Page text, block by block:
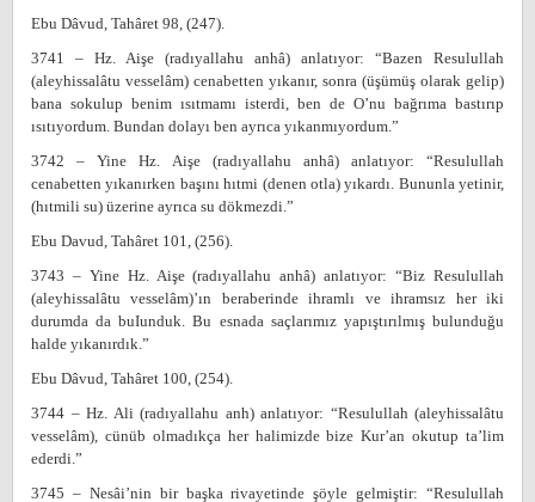
Ebu Dâvud, Tahâret 98, (247).
3741 – Hz. Aişe (radıyallahu anhâ) anlatıyor: “Bazen Resulullah
(aleyhissalâtu vesselâm) cenabetten yıkanır, sonra (üşümüş olarak gelip)
bana sokulup benim ısıtmamı isterdi, ben de O’nu bağrıma bastırıp
ısıtıyordum. Bundan dolayı ben ayrıca yıkanmıyordum.”
3742 – Yine Hz. Aişe (radıyallahu anhâ) anlatıyor: “Resulullah
cenabetten yıkanırken başını hıtmi (denen otla) yıkardı. Bununla yetinir,
(hıtmili su) üzerine ayrıca su dökmezdi.”
Ebu Davud, Tahâret 101, (256).
3743 – Yine Hz. Aişe (radıyallahu anhâ) anlatıyor: “Biz Resulullah
(aleyhissalâtu vesselâm)’ın beraberinde ihramlı ve ihramsız her iki
durumda da buIunduk. Bu esnada saçlarımız yapıştırılmış bulunduğu
halde yıkanırdık.”
Ebu Dâvud, Tahâret 100, (254).
3744 – Hz. Ali (radıyallahu anh) anlatıyor: “Resulullah (aleyhissalâtu
vesselâm), cünüb olmadıkça her halimizde bize Kur’an okutup ta’lim
ederdi.”
3745 – Nesâi’nin bir başka rivayetinde şöyle gelmiştir: “Resulullah